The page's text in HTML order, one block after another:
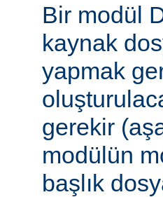
Bir modül
kaynak
yapmak
gerekir
modülün
başlık